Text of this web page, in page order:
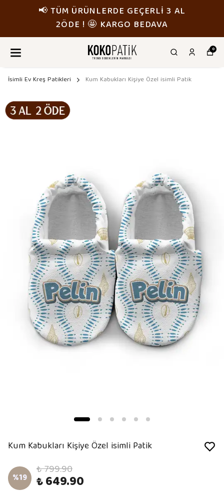
ÜRÜNLERDE GEÇERLİ 3 AL
2ÖDE ! 🤩 KARGO BEDAVA
0
İsimli Ev Kreş Patikleri Kum Kabukları Kişiye Özel isimli Patik
Kum Kabukları Kişiye Özel isimli Patik
%19 ₺ 799.90
₺ 649.90